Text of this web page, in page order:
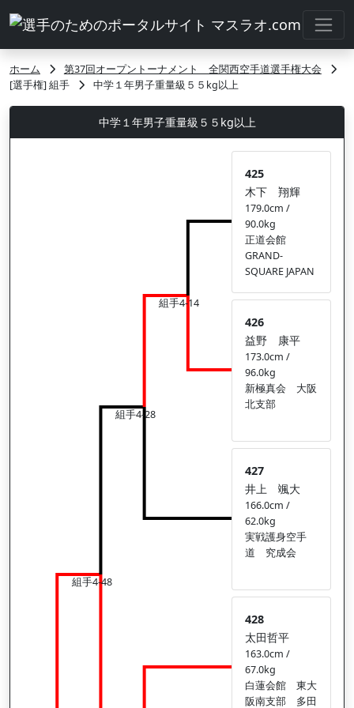
ホーム
第37回オープントーナメント 全関西空手道選手権大会
[選手権] 組手
中学１年男子重量級５５kg以上
中学１年男子重量級５５kg以上
組手4-48
組手4-28
組手4-14
425
木下 翔輝
179.0cm /
90.0kg
正道会館
GRAND-
SQUARE JAPAN
426
益野 康平
173.0cm /
96.0kg
新極真会 大阪
北支部
427
井上 颯大
166.0cm /
62.0kg
実戦護身空手
道 究成会
428
太田哲平
163.0cm /
67.0kg
白蓮会館 東大
阪南支部 多田